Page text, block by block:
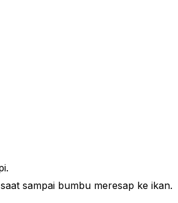
sampai bumbu meresap ke ikan.